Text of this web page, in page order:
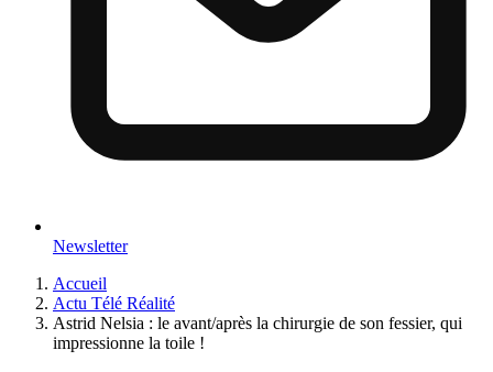
Newsletter
Accueil
Actu Télé Réalité
Astrid Nelsia : le avant/après la chirurgie de son fessier, qui
impressionne la toile !